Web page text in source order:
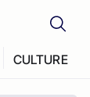
CULTURE